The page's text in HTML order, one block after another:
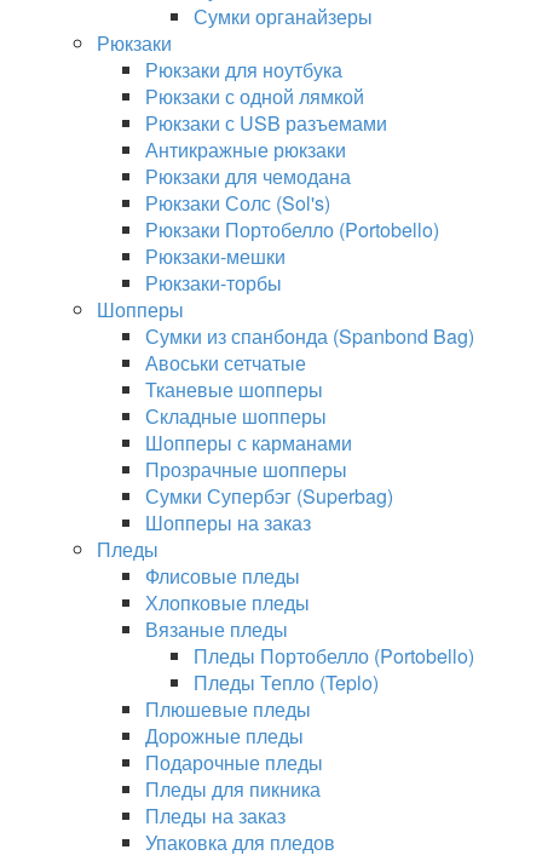
Сумки органайзеры
Рюкзаки
Рюкзаки для ноутбука
Рюкзаки с одной лямкой
Рюкзаки с USB разъемами
Антикражные рюкзаки
Рюкзаки для чемодана
Рюкзаки Солс (Sol's)
Рюкзаки Портобелло (Portobello)
Рюкзаки-мешки
Рюкзаки-торбы
Шопперы
Сумки из спанбонда (Spanbond Bag)
Авоськи сетчатые
Тканевые шопперы
Складные шопперы
Шопперы с карманами
Прозрачные шопперы
Сумки Супербэг (Superbag)
Шопперы на заказ
Пледы
Флисовые пледы
Хлопковые пледы
Вязаные пледы
Пледы Портобелло (Portobello)
Пледы Тепло (Teplo)
Плюшевые пледы
Дорожные пледы
Подарочные пледы
Пледы для пикника
Пледы на заказ
Упаковка для пледов